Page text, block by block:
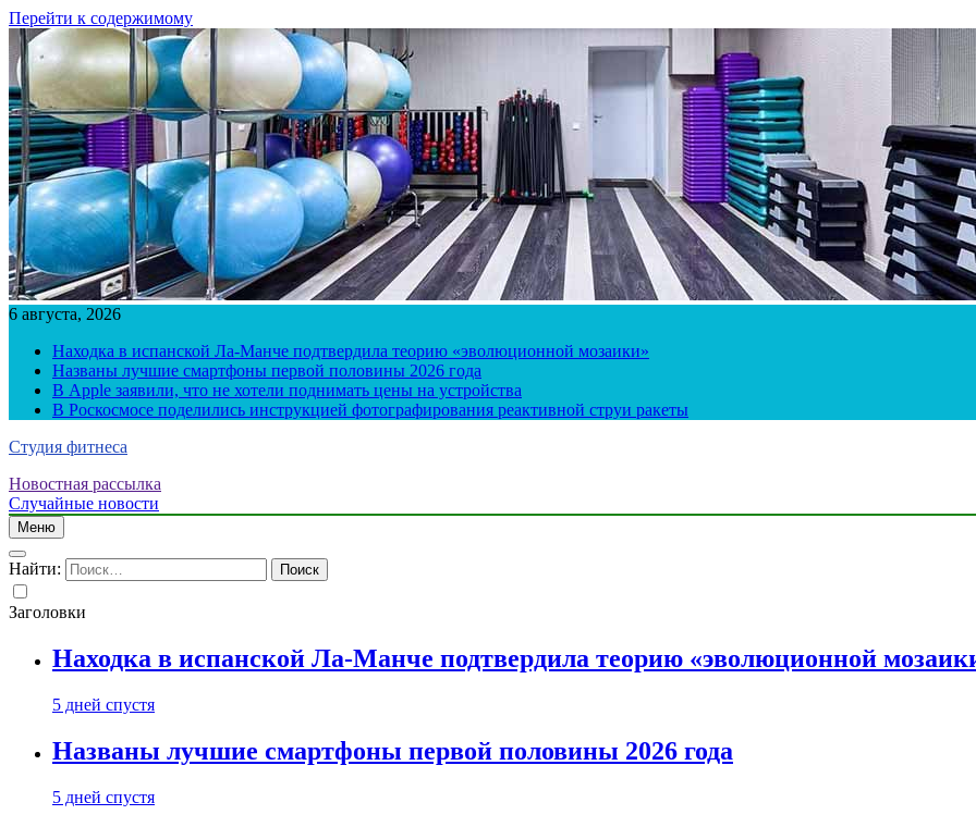
Перейти к содержимому
6 августа, 2026
Находка в испанской Ла-Манче подтвердила теорию «эволюционной мозаики»
Названы лучшие смартфоны первой половины 2026 года
В Apple заявили, что не хотели поднимать цены на устройства
В Роскосмосе поделились инструкцией фотографирования реактивной струи ракеты
Студия фитнеса
Новостная рассылка
Случайные новости
Меню
Найти:
Заголовки
Находка в испанской Ла-Манче подтвердила теорию «эволюционной
5 дней спустя
Названы лучшие смартфоны первой половины 2026 года
5 дней спустя